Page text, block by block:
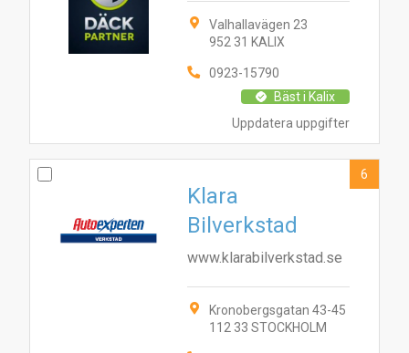
Uppdatera uppgifter
Valhallavägen 23
952 31 KALIX
0923-15790
Bäst i Kalix
Klara
Bilverkstad
www.klarabilverkstad.se
Kronobergsgatan 43-45
112 33 STOCKHOLM
6
1
2
3
46
7
8
10